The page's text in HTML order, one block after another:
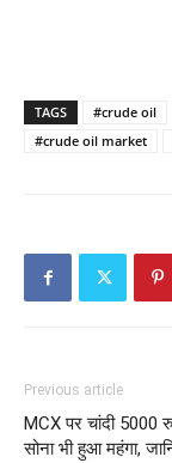
TAGS #crude oil
#crude oil market
Previous article
MCX पर चांदी 5000
सोना भी हुआ महंगा,